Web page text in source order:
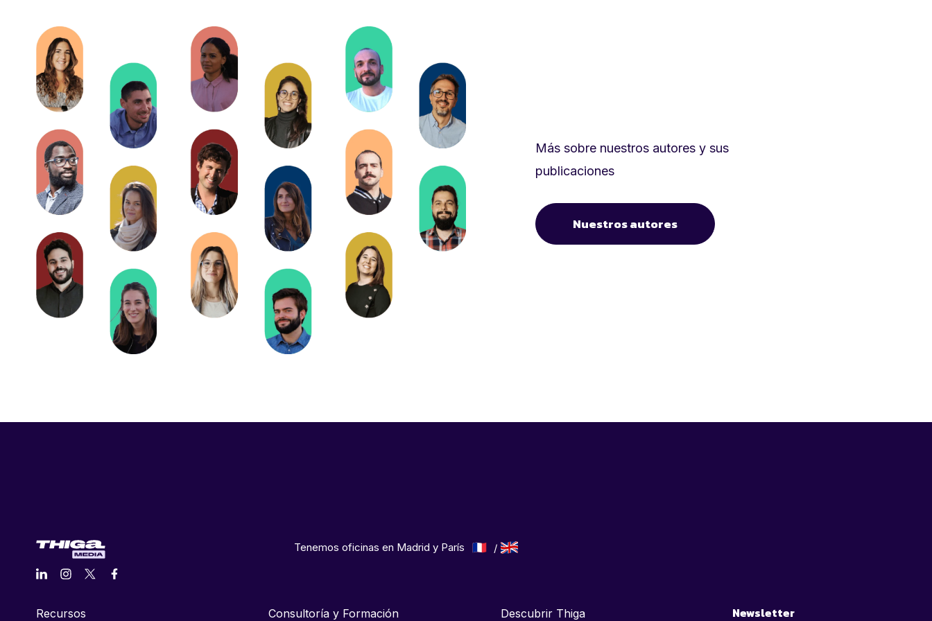
Más sobre nuestros autores y sus
publicaciones
Nuestros autores
Tenemos oficinas en Madrid y París
Recursos Consultoría y Formación Descubrir Thiga Newsletter